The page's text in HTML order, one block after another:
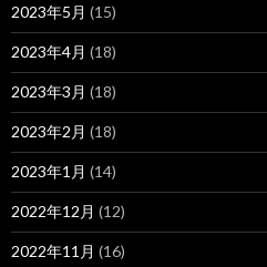
2023年5月 (15)
2023年4月 (18)
2023年3月 (18)
2023年2月 (18)
2023年1月 (14)
2022年12月 (12)
2022年11月 (16)